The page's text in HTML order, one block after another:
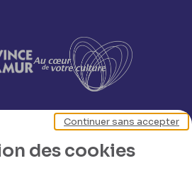
des cookies
Continuer sans accepter